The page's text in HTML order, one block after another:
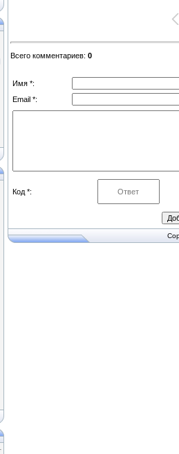
Всего комментариев: 0
Имя *:
Email *:
Код *: